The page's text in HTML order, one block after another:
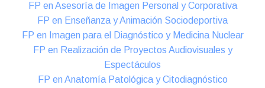
FP en Asesoría de Imagen Personal y Corporativa
FP en Enseñanza y Animación Sociodeportiva
FP en Imagen para el Diagnóstico y Medicina Nuclear
FP en Realización de Proyectos Audiovisuales y
Espectáculos
FP en Anatomía Patológica y Citodiagnóstico